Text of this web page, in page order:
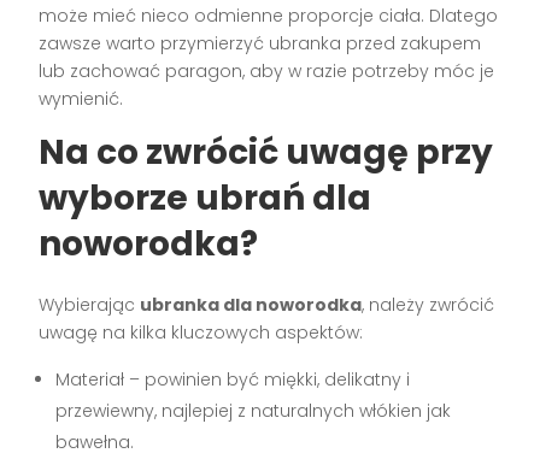
może mieć nieco odmienne proporcje ciała. Dlatego
zawsze warto przymierzyć ubranka przed zakupem
lub zachować paragon, aby w razie potrzeby móc je
wymienić.
Na co zwrócić uwagę przy
wyborze ubrań dla
noworodka?
Wybierając ubranka dla noworodka, należy zwrócić
uwagę na kilka kluczowych aspektów:
Materiał – powinien być miękki, delikatny i
przewiewny, najlepiej z naturalnych włókien jak
bawełna.